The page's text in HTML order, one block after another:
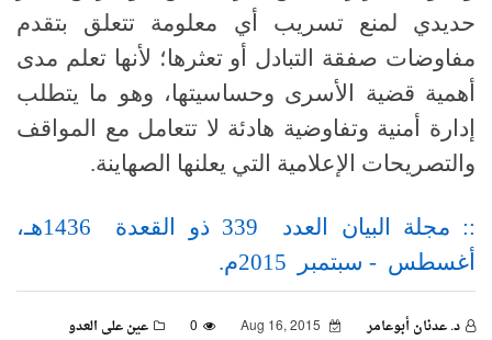
حديدي لمنع تسريب أي معلومة تتعلق بتقدم
مفاوضات صفقة التبادل أو تعثرها؛ لأنها تعلم مدى
أهمية قضية الأسرى وحساسيتها، وهو ما يتطلب
إدارة أمنية وتفاوضية هادئة لا تتعامل مع المواقف
والتصريحات الإعلامية التي يعلنها الصهاينة.
:: مجلة البيان العدد 339 ذو القعدة 1436هـ،
أغسطس - سبتمبر 2015م.
د. عدنان أبوعامر 0 عين على العدو